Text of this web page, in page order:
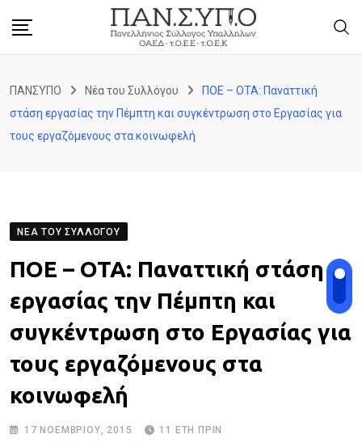
ΠΑΝΣΥΠΟ Νέα του Συλλόγου
ΠΟΕ – ΟΤΑ: Παναττική
στάση εργασίας την Πέμπτη και συγκέντρωση στο Εργασίας για
τους εργαζόμενους στα κοινωφελή
ΝΈΑ ΤΟΥ ΣΥΛΛΌΓΟΥ
ΠΟΕ – ΟΤΑ: Παναττική στάση
εργασίας την Πέμπτη και
συγκέντρωση στο Εργασίας για
τους εργαζόμενους στα
κοινωφελή
17 ΝΟΕΜΒΡΊΟΥ, 2015 11 ΈΤΗ ΠΡΙΝ